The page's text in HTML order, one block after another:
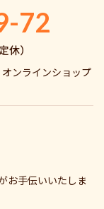
72
休）
ンラインショップ
お手伝いいたしま